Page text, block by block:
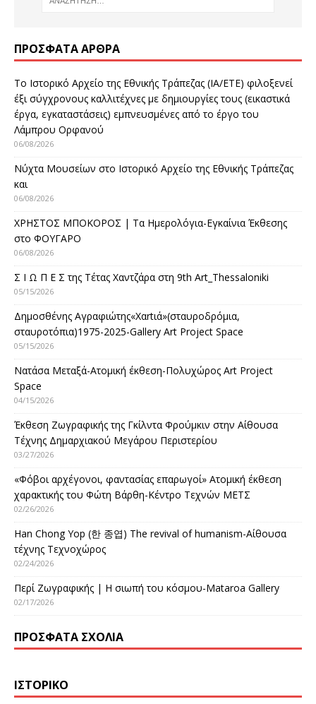
ΠΡΌΣΦΑΤΑ ΆΡΘΡΑ
Το Ιστορικό Αρχείο της Εθνικής Τράπεζας (ΙΑ/ΕΤΕ) φιλοξενεί
έξι σύγχρονους καλλιτέχνες με δημιουργίες τους (εικαστικά
έργα, εγκαταστάσεις) εμπνευσμένες από το έργο του
Λάμπρου Ορφανού
06/08/2026
Νύχτα Μουσείων στο Ιστορικό Αρχείο της Εθνικής Τράπεζας
και
06/08/2026
ΧΡΗΣΤΟΣ ΜΠΟΚΟΡΟΣ | Τα Ημερολόγια-Εγκαίνια Έκθεσης
στο ΦΟΥΓΑΡΟ
06/08/2026
Σ Ι Ω Π Ε Σ της Τέτας Χαντζάρα στη 9th Art_Thessaloniki
05/15/2026
Δημοσθένης Αγραφιώτης«Xαrtιά»(σταυροδρόμια,
σταυροτόπια)1975-2025-Gallery Art Project Space
05/15/2026
Νατάσα Μεταξά-Ατομική έκθεση-Πολυχώρος Art Project
Space
04/15/2026
Έκθεση Ζωγραφικής της Γκίλντα Φρούμκιν στην Αίθουσα
Τέχνης Δημαρχιακού Μεγάρου Περιστερίου
03/27/2026
«Φόβοι αρχέγονοι, φαντασίας επαρωγοί» Ατομική έκθεση
χαρακτικής του Φώτη Βάρθη-Κέντρο Τεχνών ΜΕΤΣ
02/26/2026
Han Chong Yop (한 종엽) The revival of humanism-Αίθουσα
τέχνης Τεχνοχώρος
02/24/2026
Περί Ζωγραφικής | Η σιωπή του κόσμου-Mataroa Gallery
02/17/2026
ΠΡΌΣΦΑΤΑ ΣΧΌΛΙΑ
ΙΣΤΟΡΙΚΌ